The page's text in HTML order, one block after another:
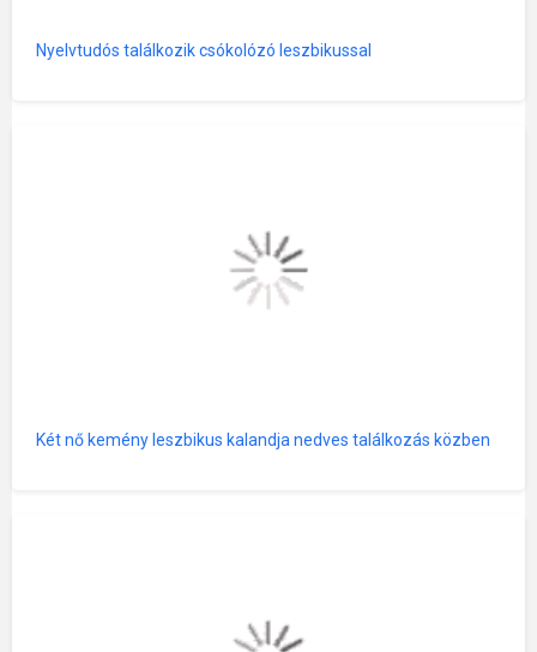
Nyelvtudós találkozik csókolózó leszbikussal
Két nő kemény leszbikus kalandja nedves találkozás közben